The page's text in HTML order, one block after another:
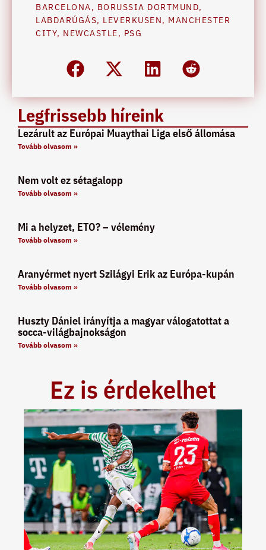
Legfrissebb híreink
Lezárult az Európai Muaythai Liga első állomása
Tovább olvasom »
Nem volt ez sétagalopp
Tovább olvasom »
Mi a helyzet, ETO? – vélemény
Tovább olvasom »
Aranyérmet nyert Szilágyi Erik az Európa-kupán
Tovább olvasom »
Huszty Dániel irányítja a magyar válogatottat a
socca-világbajnokságon
Tovább olvasom »
BARCELONA, BORUSSIA DORTMUND,
LABDARÚGÁS, LEVERKUSEN, MANCHESTER
CITY, NEWCASTLE, PSG
Ez is érdekelhet